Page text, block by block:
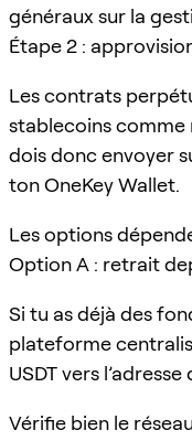
généraux sur la
Étape 2 :
Les contrats
stablecoins comme
dois donc envoyer
ton OneKey Wallet.
Les options
Option A : retrait
Si tu as déjà des
plateforme
USDT vers
Vérifie bien le